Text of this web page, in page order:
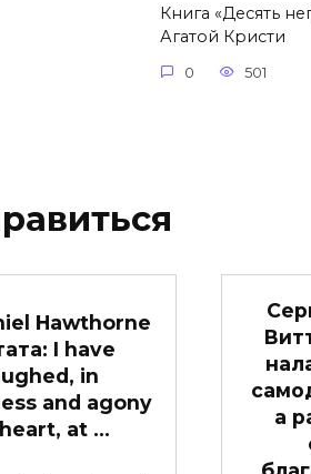
Книга «Десять
Агатой Кристи
0 501
Hawthorne
I have
in
and agony
at …
а